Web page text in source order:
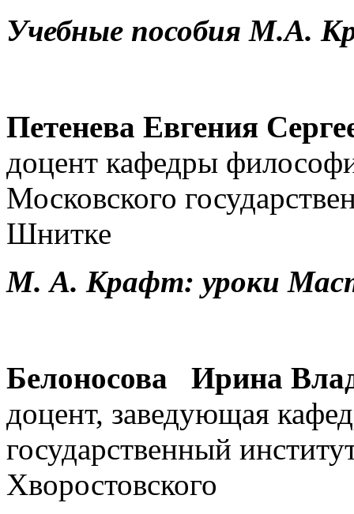
Учебные пособия М.А.
Петенева Евгения
доцент кафедры
Московского
Шнитке
М. А. Крафт: уроки
Белоносова Ирина
доцент, заведующая
государственный
Хворостовского